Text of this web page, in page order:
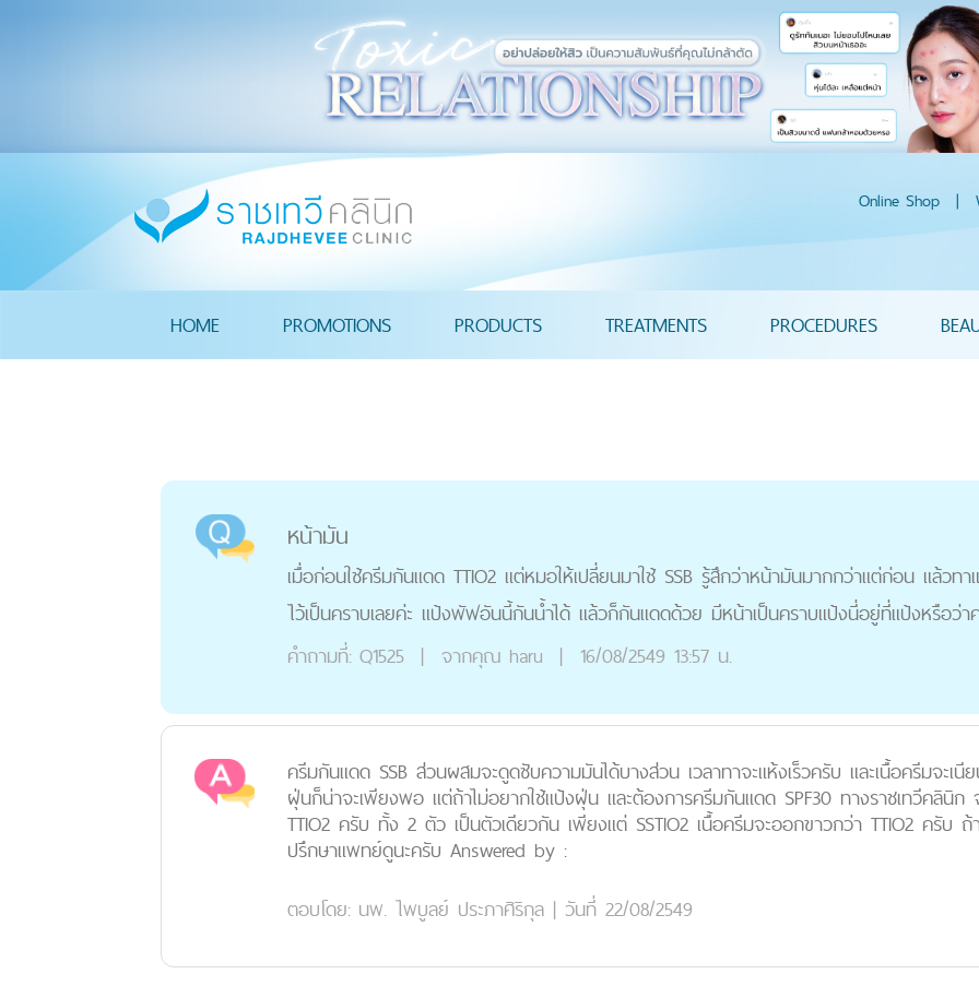
Online Shop |
HOME PROMOTIONS PRODUCTS TREATMENTS PROCEDURES
หน้ามัน
เมื่อก่อนใช้ครีมกันแดด TTIO2 แต่หมอให้เปลี่ยนมาใช้ SSB รู้สึกว่าหน้ามันมากกว่าแต่ก่อน แล้วท
ไว้เป็นคราบเลยค่ะ แป้งพัฟอันนี้กันน้ำได้ แล้วก็กันแดดด้วย มีหน้าเป็นคราบแป้งนี่อยู่ที่แป้งหรือว่า
คำถามที่: Q1525 | จากคุณ haru | 16/08/2549 13:57 น.
ครีมกันแดด SSB ส่วนผสมจะดูดซับความมันได้บางส่วน เวลาทาจะแห้งเร็วครับ และเนื้อครีมจะเ
ฝุ่นก็น่าจะเพียงพอ แต่ถ้าไม่อยากใช้แป้งฝุ่น และต้องการครีมกันแดด SPF30 ทางราชเทวีคลินิก
TTIO2 ครับ ทั้ง 2 ตัว เป็นตัวเดียวกัน เพียงแต่ SSTIO2 เนื้อครีมจะออกขาวกว่า TTIO2 ครับ
ปรึกษาแพทย์ดูนะครับ Answered by :
ตอบโดย: นพ. ไพบูลย์ ประภาศิริกุล | วันที่ 22/08/2549